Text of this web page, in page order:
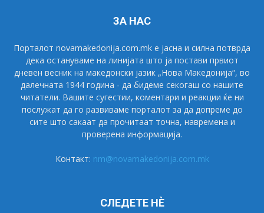
ЗА НАС
Порталот novamakedonija.com.mk е јасна и силна потврда
дека остануваме на линијата што ја постави првиот
дневен весник на македонски јазик „Нова Македонија“, во
далечната 1944 година - да бидеме секогаш со нашите
читатели. Вашите сугестии, коментари и реакции ќе ни
послужат да го развиваме порталот за да допреме до
сите што сакаат да прочитаат точна, навремена и
проверена информација.
Контакт: nm@novamakedonija.com.mk
СЛЕДЕТЕ НÈ